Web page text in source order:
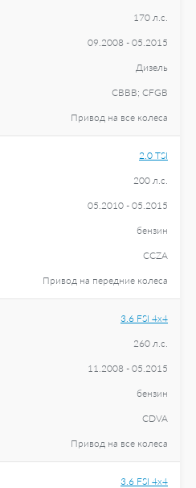
170 л.с.
09.2008 - 05.2015
Дизель
CBBB; CFGB
Привод на все колеса
2.0 TSI
200 л.с.
05.2010 - 05.2015
бензин
CCZA
Привод на передние колеса
3.6 FSI 4x4
260 л.с.
11.2008 - 05.2015
бензин
CDVA
Привод на все колеса
3.6 FSI 4x4